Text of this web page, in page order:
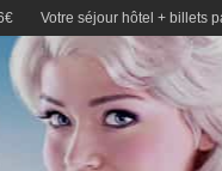
Votre séjour hôtel + billets